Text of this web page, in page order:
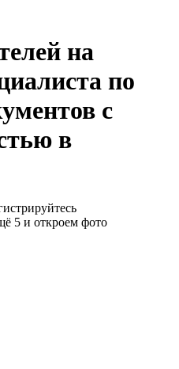
на
по
с
в
5 и откроем фото